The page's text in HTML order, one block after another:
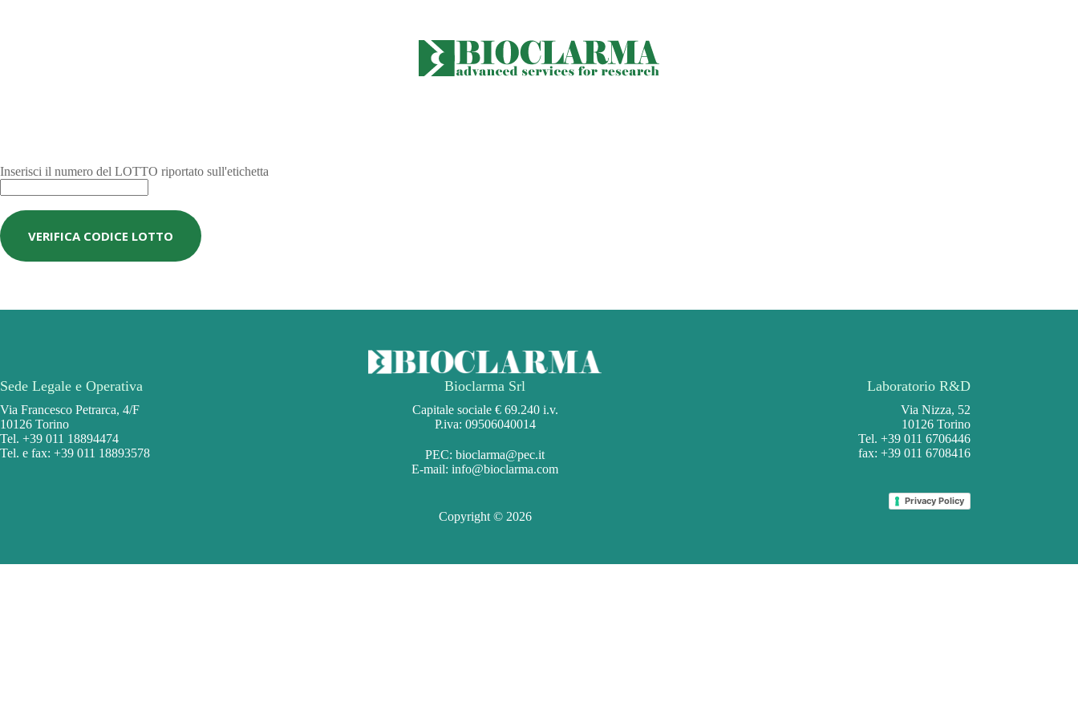
Inserisci il numero del LOTTO riportato sull'etichetta
VERIFICA CODICE LOTTO
Sede Legale e Operativa
Via Francesco Petrarca, 4/F
10126 Torino
Tel. +39 011 18894474
Tel. e fax: +39 011 18893578
Bioclarma Srl
Capitale sociale € 69.240 i.v.
P.iva: 09506040014
PEC:bioclarma@pec.it
E-mail:info@bioclarma.com
Laboratorio R&D
Via Nizza, 52
10126 Torino
Tel. +39 011 6706446
fax: +39 011 6708416
Privacy Policy
Copyright © 2026